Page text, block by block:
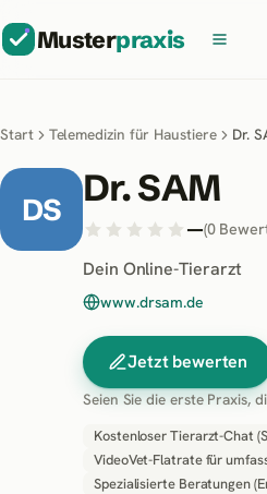
Musterpraxis
Start Telemedizin für Haustiere Dr.
DS Dr. SAM
—(0
Dein Online-Tierarzt
www.drsam.de
Jetzt bewerten
Seien Sie die erste Praxis,
Kostenloser Tierarzt-Chat
VideoVet-Flatrate für
Spezialisierte Beratungen